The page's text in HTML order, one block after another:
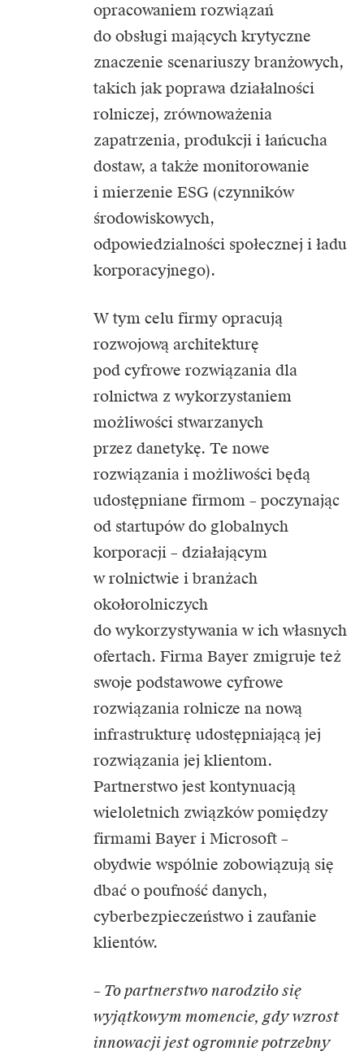
opracowaniem rozwiązań
do obsługi mających krytyczne
znaczenie scenariuszy branżowych,
takich jak poprawa działalności
rolniczej, zrównoważenia
zapatrzenia, produkcji i łańcucha
dostaw, a także monitorowanie
i mierzenie ESG (czynników
środowiskowych,
odpowiedzialności społecznej i ładu
korporacyjnego).
W tym celu firmy opracują
rozwojową architekturę
pod cyfrowe rozwiązania dla
rolnictwa z wykorzystaniem
możliwości stwarzanych
przez danetykę. Te nowe
rozwiązania i możliwości będą
udostępniane firmom – poczynając
od startupów do globalnych
korporacji – działającym
w rolnictwie i branżach
okołorolniczych
do wykorzystywania w ich własnych
ofertach. Firma Bayer zmigruje też
swoje podstawowe cyfrowe
rozwiązania rolnicze na nową
infrastrukturę udostępniającą jej
rozwiązania jej klientom.
Partnerstwo jest kontynuacją
wieloletnich związków pomiędzy
firmami Bayer i Microsoft –
obydwie wspólnie zobowiązują się
dbać o poufność danych,
cyberbezpieczeństwo i zaufanie
klientów.
– To partnerstwo narodziło się
wyjątkowym momencie, gdy wzrost
innowacji jest ogromnie potrzebny